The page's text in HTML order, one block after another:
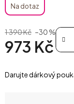
Na dotaz
1 390 Kč –30 %
973 Kč
Darujte dárkový